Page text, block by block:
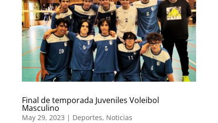
Final de temporada Juveniles Voleibol
Masculino
May 29, 2023 | Deportes, Noticias